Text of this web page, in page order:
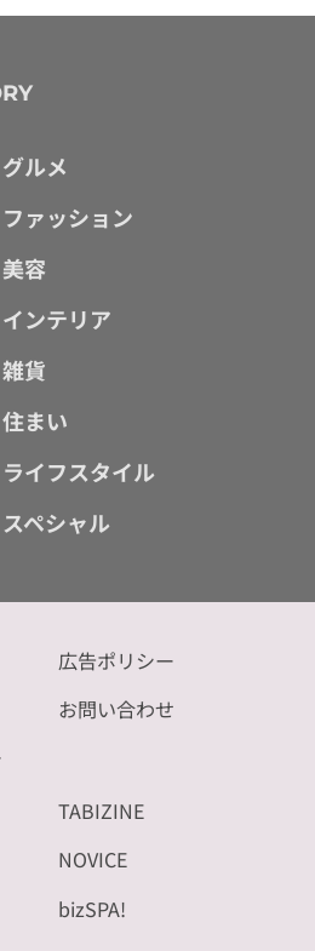
グルメ
ファッション
美容
インテリア
雑貨
住まい
ライフスタイル
スペシャル
広告ポリシー
お問い合わせ
TABIZINE
NOVICE
bizSPA!